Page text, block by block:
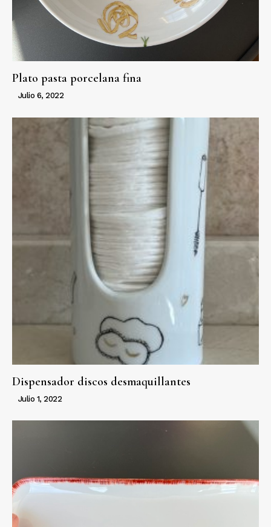
Plato pasta porcelana fina
Julio 6, 2022
Dispensador discos desmaquillantes
Julio 1, 2022